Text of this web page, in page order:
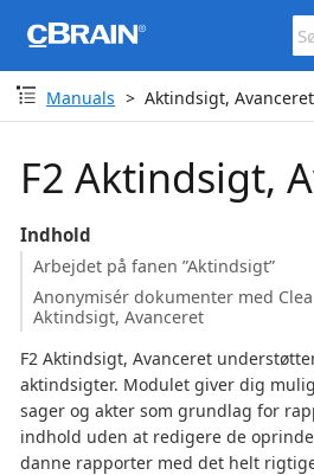
Manuals Aktindsigt, Avanceret
F2 Aktindsigt,
Indhold
Arbejdet på fanen ”Aktindsigt”
Anonymisér dokumenter med
Aktindsigt, Avanceret
F2 Aktindsigt, Avanceret
aktindsigter. Modulet giver dig
sager og akter som grundlag for
indhold uden at redigere de
danne rapporter med det helt